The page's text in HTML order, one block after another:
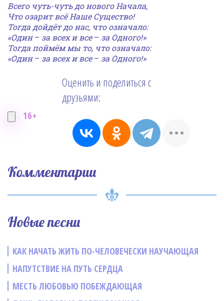
Всего чуть-чуть до нового Начала,
Что озарит всё Наше Существо!
Тогда дойдёт до нас, что означало:
«Один– за всех и все– за Одного!»
Тогда поймём мы то, что означало:
«Один– за всех и все– за Одного!»
16+
Оценить и поделиться с
друзьями:
Комментарии
Новые песни
КАК НАЧАТЬ ЖИТЬ ПО-ЧЕЛОВЕЧЕСКИ НАУЧАЮЩАЯ
НАПУТСТВИЕ НА ПУТЬ СЕРДЦА
МЕСТЬ ЛЮБОВЬЮ ПОБЕЖДАЮЩАЯ